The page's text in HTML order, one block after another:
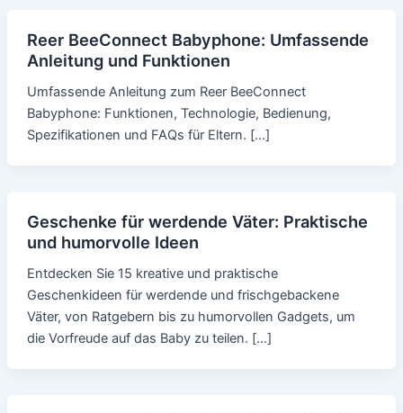
Reer BeeConnect Babyphone: Umfassende
Anleitung und Funktionen
Umfassende Anleitung zum Reer BeeConnect
Babyphone: Funktionen, Technologie, Bedienung,
Spezifikationen und FAQs für Eltern. […]
Geschenke für werdende Väter: Praktische
und humorvolle Ideen
Entdecken Sie 15 kreative und praktische
Geschenkideen für werdende und frischgebackene
Väter, von Ratgebern bis zu humorvollen Gadgets, um
die Vorfreude auf das Baby zu teilen. […]